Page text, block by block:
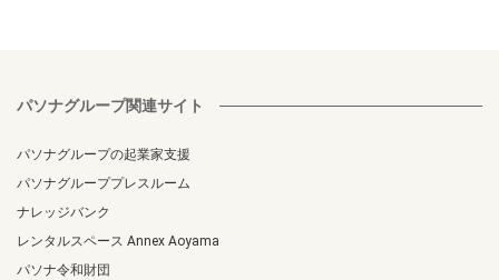
パソナグループ関連サイト
パソナグループの起業家支援
パソナグループプレスルーム
ナレッジバンク
レンタルスペース Annex Aoyama
パソナ令和財団